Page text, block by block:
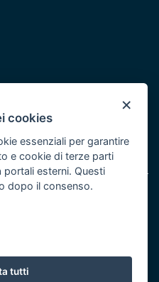
POR Puglia 2014/2020 -
×
cookies
essenziali per garantire
e cookie di terze parti
esterni. Questi
dopo il consenso.
tutti